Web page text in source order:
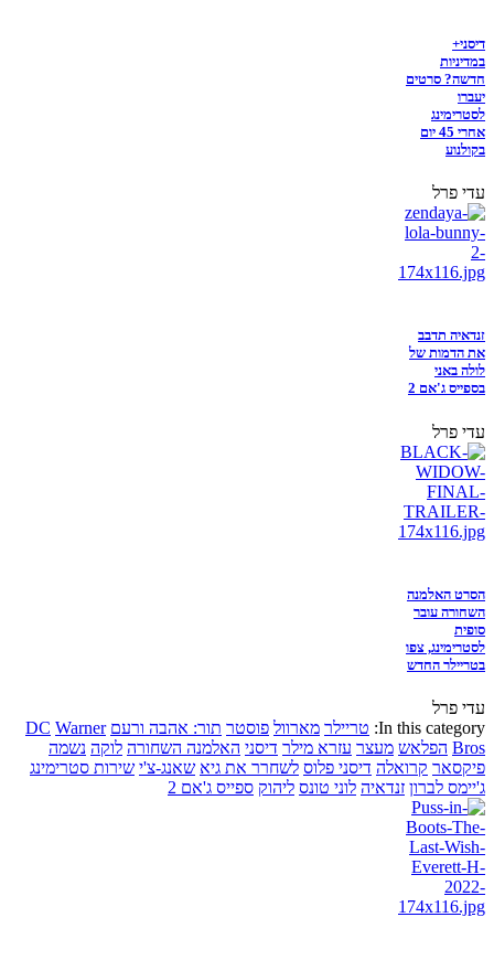
דיסני+
במדיניות
חדשה? סרטים
יעברו
לסטרימינג
אחרי 45 יום
בקולנוע
עדי פרל
זנדאיה תדבב
את הדמות של
לולה באני
בספייס ג'אם 2
עדי פרל
הסרט האלמנה
השחורה עובר
סופית
לסטרימינג, צפו
בטריילר החדש
עדי פרל
In this category: טריילר מארוול פוסטר תור: אהבה ורעם DC Warner
Bros הפלאש מעצר עזרא מילר דיסני האלמנה השחורה לוקה נשמה
פיקסאר קרואלה דיסני פלוס לשחרר את גיא שאנג-צ'י שירות סטרימינג
ג'יימס לברון זנדאיה לוני טונס ליהוק ספייס ג'אם 2